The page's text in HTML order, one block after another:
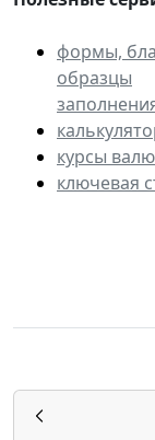
формы,
образцы
курсы
ключевая